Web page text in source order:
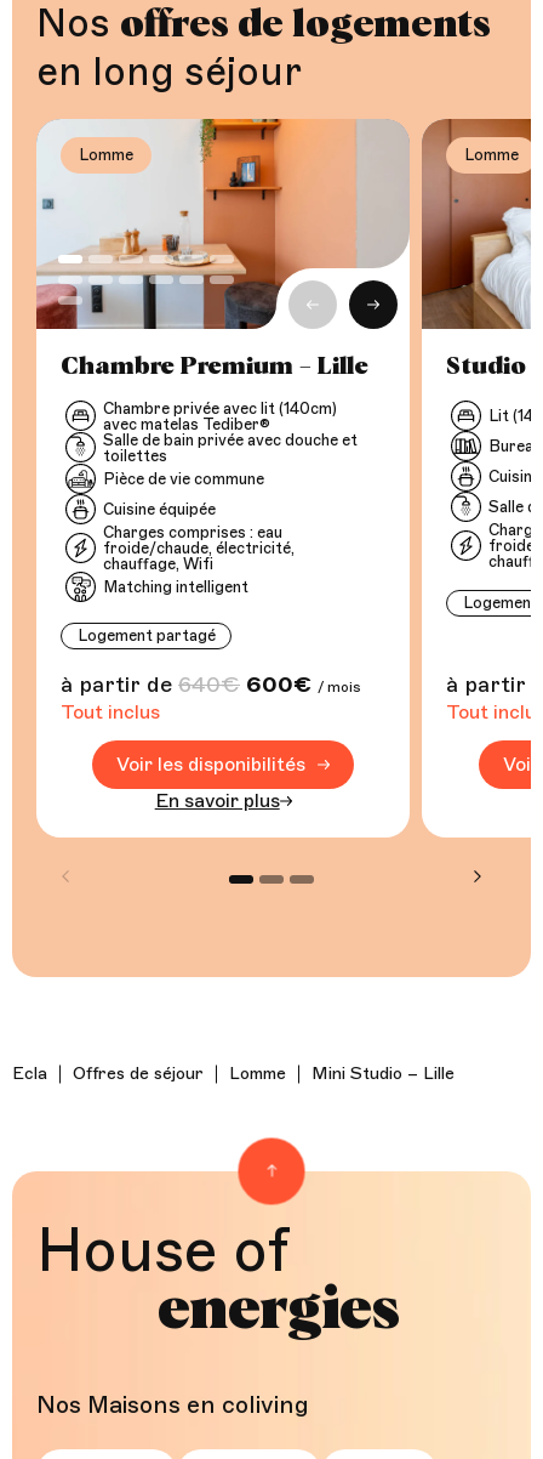
Nos offres de logements
en long séjour
Lomme Lomme
PrécédentSuivant
Chambre Premium – Lille
Chambre privée avec lit (140cm)
avec matelas Tediber®
Salle de bain privée avec douche et
toilettes
Pièce de vie commune
Cuisine équipée
Charges comprises : eau
froide/chaude, électricité,
chauffage, Wifi
Matching intelligent
Logement partagé
à partir de 640€ 600€ / mois
Tout inclus
Voir les disponibilités
En savoir plus
Lomme
Studio
Lit
Bureau
Salle
froide/
Logement
à partir
Tout
Ecla Offres de séjour Lomme Mini Studio – Lille
Back to top
House of
energies
Nos Maisons en coliving